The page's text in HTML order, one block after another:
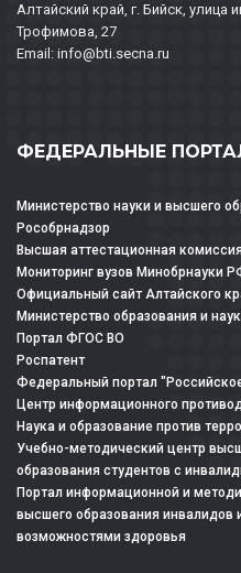
Алтайский край, г. Бийск, улица
Трофимова, 27
Email: info@bti.secna.ru
ФЕДЕРАЛЬНЫЕ
Министерство науки и высшего
Рособрнадзор
Высшая аттестационная комиссия
Мониторинг вузов Минобрнауки
Официальный сайт Алтайского
Министерство образования и
Портал ФГОС ВО
Роспатент
Федеральный портал
Центр информационного
Наука и образование против
Учебно-методический центр
образования студентов с
Портал информационной и
высшего образования инвалидов
возможностями здоровья